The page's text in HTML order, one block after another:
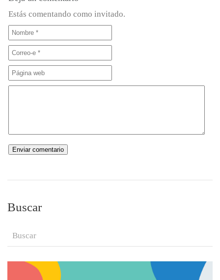
Estás comentando como invitado.
Buscar